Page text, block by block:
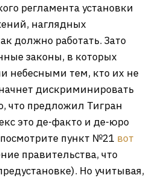
регламента установки
наглядных
должно работать. Зато
законы, в которых
небесными тем, кто их не
дискриминировать
что предложил Тигран
это де-факто и де-юро
пункт №21 вот
правительства, что
Но учитывая,